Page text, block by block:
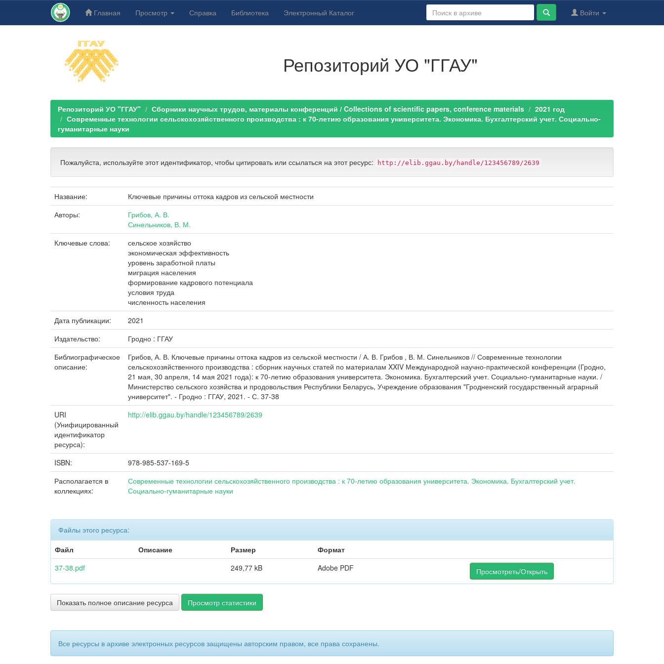
Главная Просмотр Справка Библиотека Электронный Каталог Войти
Репозиторий УО "ГГАУ"
Репозиторий УО "ГГАУ" Сборники научных трудов, материалы конференций / Collections of scientific papers, conference materials
2021 год
Современные технологии сельскохозяйственного производства : к 70-летию образования университета. Экономика. Бухгалтерский учет. Социально-
гуманитарные науки
Пожалуйста, используйте этот идентификатор, чтобы цитировать или ссылаться на этот ресурс: http://elib.ggau.by/handle/123456789/2639
Название:
Ключевые причины оттока кадров из сельской местности
Авторы:
Грибов, А. В.
Синельников, В. М.
Ключевые слова:
сельское хозяйство
экономическая эффективность
уровень заработной платы
миграция населения
формирование кадрового потенциала
условия труда
численность населения
Дата публикации:
2021
Издательство:
Гродно : ГГАУ
Библиографическое
описание:
Грибов, А. В. Ключевые причины оттока кадров из сельской местности / А. В. Грибов , В. М. Синельников // Современные технологии
сельскохозяйственного производства : сборник научных статей по материалам XXIV Международной научно-практической конференции (Гродно,
21 мая, 30 апреля, 14 мая 2021 года): к 70-летию образования университета. Экономика. Бухгалтерский учет. Социально-гуманитарные науки. /
Министерство сельского хозяйства и продовольствия Республики Беларусь, Учреждение образования "Гродненский государственный аграрный
университет". - Гродно : ГГАУ, 2021. - С. 37-38
URI
(Унифицированный
идентификатор
ресурса):
http://elib.ggau.by/handle/123456789/2639
ISBN:
978-985-537-169-5
Располагается в
коллекциях:
Современные технологии сельскохозяйственного производства : к 70-летию образования университета. Экономика. Бухгалтерский учет.
Социально-гуманитарные науки
Файлы этого ресурса:
Файл
Описание Размер
Формат
37-38.pdf
249,77 kB Adobe PDF Просмотреть/Открыть
Показать полное описание ресурса Просмотр статистики
Все ресурсы в архиве электронных ресурсов защищены авторским правом, все права сохранены.